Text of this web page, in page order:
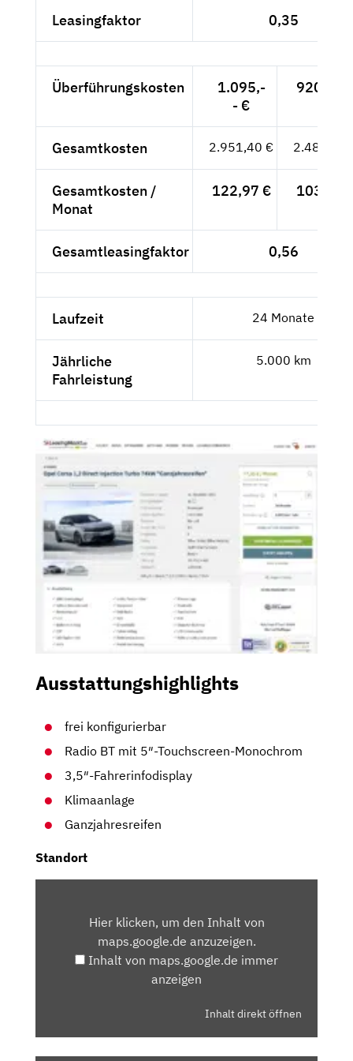
Leasingfaktor 0,35
Überführungskosten
1.095,-
- €
920,17
Gesamtkosten 2.951,40 € 2.480,17
Gesamtkosten /
Monat
122,97 € 103,34
Gesamtleasingfaktor 0,56
Laufzeit 24 Monate
Jährliche
Fahrleistung
5.000 km
Ausstattungshighlights
frei konfigurierbar
Radio BT mit 5″-Touchscreen-Monochrom
3,5″-Fahrerinfodisplay
Klimaanlage
Ganzjahresreifen
Standort
MAPS.GOOGLE.DEHier klicken, um den Inhalt von
maps.google.de anzuzeigen.
Inhalt von maps.google.de immer
anzeigen
Inhalt direkt öffnen